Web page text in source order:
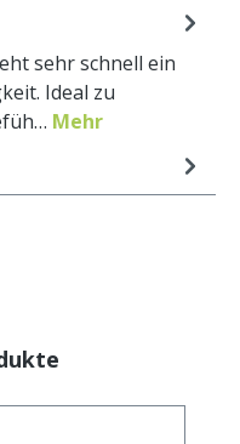
sehr schnell ein
Ideal zu
Mehr